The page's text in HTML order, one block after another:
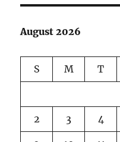
August 2026
S M T
2 3 4